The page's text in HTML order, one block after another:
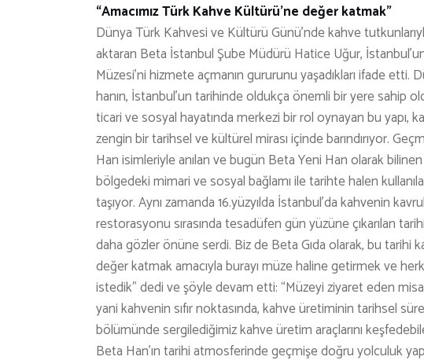
“Amacımız Türk Kahve Kültürü’ne değer katmak”
Dünya Türk Kahvesi ve Kültürü Günü’nde kahve
aktaran Beta İstanbul Şube Müdürü Hatice Uğur,
Müzesi’ni hizmete açmanın gururunu yaşadıkları ifade etti.
hanın, İstanbul’un tarihinde oldukça önemli bir yere sahip
ticari ve sosyal hayatında merkezi bir rol oynayan bu yapı,
zengin bir tarihsel ve kültürel mirası içinde barındırıyor.
Han isimleriyle anılan ve bugün Beta Yeni Han olarak
bölgedeki mimari ve sosyal bağlamı ile tarihte halen
taşıyor. Aynı zamanda 16.yüzyılda İstanbul’da kahvenin
restorasyonu sırasında tesadüfen gün yüzüne çıkarılan
daha gözler önüne serdi. Biz de Beta Gıda olarak, bu tarihi
değer katmak amacıyla burayı müze haline getirmek ve
istedik” dedi ve şöyle devam etti: “Müzeyi ziyaret eden
yani kahvenin sıfır noktasında, kahve üretiminin tarihsel
bölümünde sergilediğimiz kahve üretim araçlarını
Beta Han’ın tarihi atmosferinde geçmişe doğru yolculuk